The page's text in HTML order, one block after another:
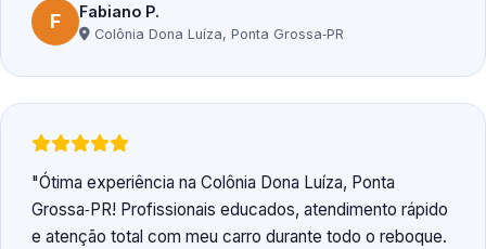
F Fabiano P.
Colônia Dona Luíza, Ponta Grossa‑PR
Ótima experiência na Colônia Dona Luíza, Ponta
Grossa‑PR! Profissionais educados, atendimento rápido
e atenção total com meu carro durante todo o reboque.